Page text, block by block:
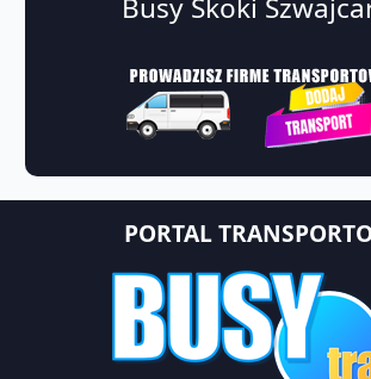
Busy Skoki
PORTAL